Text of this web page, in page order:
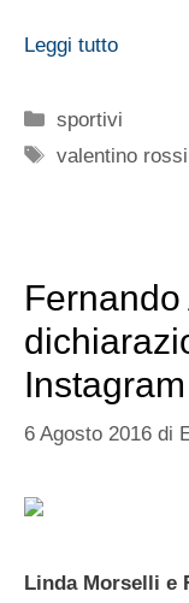
Leggi tutto
Categorie
sportivi
Tag
valentino rossi
Fernando
6 Agosto 2016 di
Linda Morselli e